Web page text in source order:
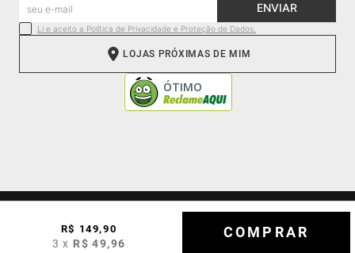
R$ 149,90
3 x R$ 49,96
COMPRAR
ENVIAR
Li e aceito a Política de Privacidade e Proteção de Dados.
LOJAS PRÓXIMAS DE MIM
|faleconosco@democrata.com.br
Tecnologia: VTEX